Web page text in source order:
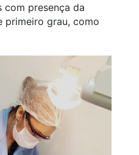
com presença da
primeiro grau, como